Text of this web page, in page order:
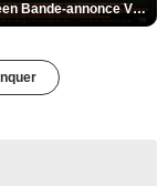
Cotton Queen Bande-annonce VO STFR